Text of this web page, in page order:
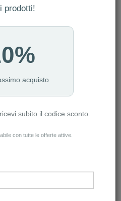
BROSWAY
prodotti!
acquisto
subito il codice sconto.
con tutte le offerte attive.